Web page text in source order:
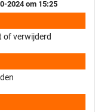
2024 om 15:25
of verwijderd